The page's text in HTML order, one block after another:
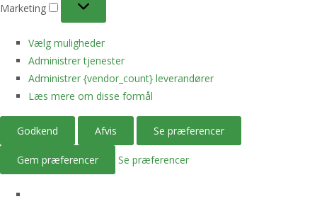
Marketing
Vælg muligheder
Administrer tjenester
Administrer {vendor_count} leverandører
Læs mere om disse formål
Godkend Afvis Se præferencer
Gem præferencer Se præferencer